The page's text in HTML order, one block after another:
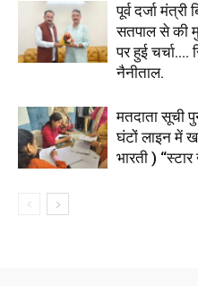
पूर्व दर्जा
सतपाल से की
पर हुई चर्चा….
नैनीताल.
मतदाता सूची
घंटों लाइन में
भारती )